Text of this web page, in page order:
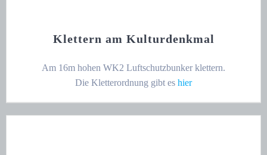
Klettern am Kulturdenkmal
Am 16m hohen WK2 Luftschutzbunker klettern.
Die Kletterordnung gibt es hier